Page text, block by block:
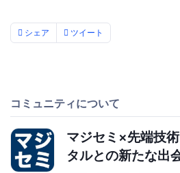
シェア ツイート
コミュニティについて
マジセミ×先端技
タルとの新たな出